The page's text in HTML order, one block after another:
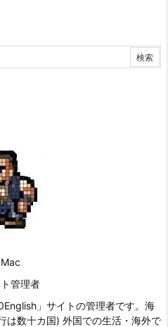
Mac
管理者
」サイトの管理者です。海
は数十カ国) 外国での生活・海外で